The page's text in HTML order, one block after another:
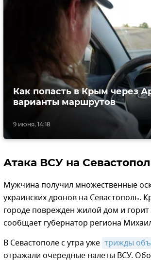
9 июня, 14:18
Как попасть в Крым через
варианты маршрутов
Атака ВСУ на
Мужчина получил множественные
украинских дронов на Севастополь.
городе поврежден жилой дом и
сообщает губернатор региона
В Севастополе с утра уже трижды
отражали очередные налеты ВСУ.